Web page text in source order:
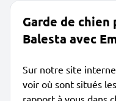
Garde de chien
Balesta avec
Sur notre site
voir où sont situés
rapport à vous dans